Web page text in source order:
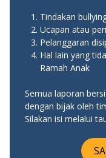
Tindakan
Ucapan atau
Pelanggaran
Hal lain yang
Ramah Anak
Semua laporan
dengan bijak oleh
Silakan isi melalui